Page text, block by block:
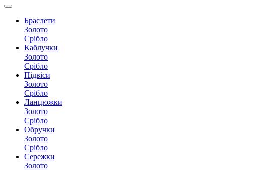
Браслети
Золото
Срібло
Каблучки
Золото
Срібло
Підвіси
Золото
Срібло
Ланцюжки
Золото
Срібло
Обручки
Золото
Срібло
Сережки
Золото